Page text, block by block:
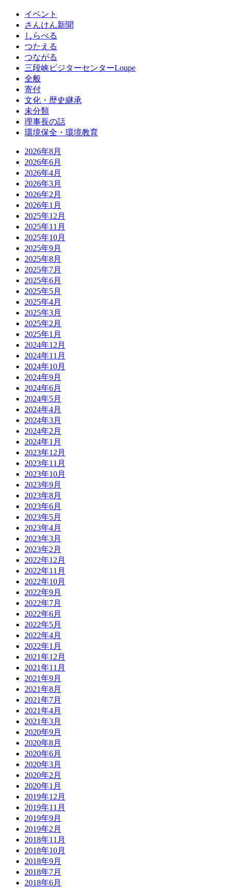
イベント
さんけん新聞
しらべる
つたえる
つながる
三段峡ビジターセンターLoupe
全般
寄付
文化・歴史継承
未分類
理事長の話
環境保全・環境教育
2026年8月
2026年6月
2026年4月
2026年3月
2026年2月
2026年1月
2025年12月
2025年11月
2025年10月
2025年9月
2025年8月
2025年7月
2025年6月
2025年5月
2025年4月
2025年3月
2025年2月
2025年1月
2024年12月
2024年11月
2024年10月
2024年9月
2024年6月
2024年5月
2024年4月
2024年3月
2024年2月
2024年1月
2023年12月
2023年11月
2023年10月
2023年9月
2023年8月
2023年6月
2023年5月
2023年4月
2023年3月
2023年2月
2022年12月
2022年11月
2022年10月
2022年9月
2022年7月
2022年6月
2022年5月
2022年4月
2022年1月
2021年12月
2021年11月
2021年9月
2021年8月
2021年7月
2021年4月
2021年3月
2020年9月
2020年8月
2020年6月
2020年3月
2020年2月
2020年1月
2019年12月
2019年11月
2019年9月
2019年2月
2018年11月
2018年10月
2018年9月
2018年7月
2018年6月